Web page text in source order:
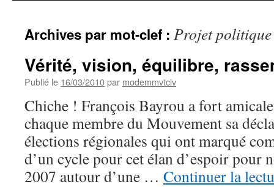
Archives par mot-clef : Projet politique
Vérité, vision, équilibre,
Publié le 16/03/2010par modemmvtciv
Chiche ! François Bayrou a fort
chaque membre du Mouvement sa
élections régionales qui ont marqué
d’un cycle pour cet élan d’espoir pour
2007 autour d’une … Continuer la